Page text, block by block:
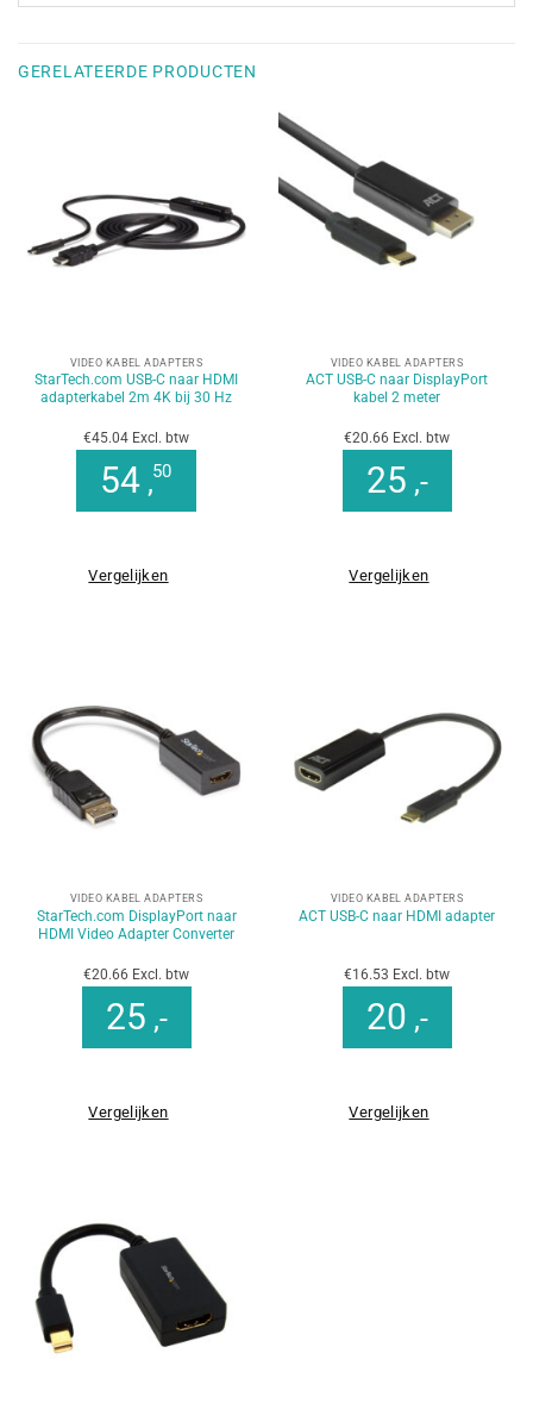
GERELATEERDE PRODUCTEN
VIDEO KABEL ADAPTERS
StarTech.com USB-C naar HDMI
adapterkabel 2m 4K bij 30 Hz
€45.04 Excl. btw
54 ,50
Vergelijken
VIDEO KABEL ADAPTERS
ACT USB-C naar DisplayPort
kabel 2 meter
€20.66 Excl. btw
25 ,-
Vergelijken
VIDEO KABEL ADAPTERS
StarTech.com DisplayPort naar
HDMI Video Adapter Converter
€20.66 Excl. btw
25 ,-
Vergelijken
VIDEO KABEL ADAPTERS
ACT USB-C naar HDMI adapter
€16.53 Excl. btw
20 ,-
Vergelijken